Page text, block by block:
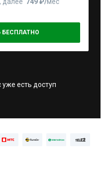
БЕСПЛАТНО
уже есть доступ